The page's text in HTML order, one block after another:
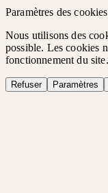
Paramètres des cookies
Nous utilisons des
possible. Les cookies
fonctionnement du site.
Refuser Paramètres